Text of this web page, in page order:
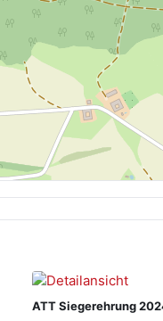
ATT Siegerehrung